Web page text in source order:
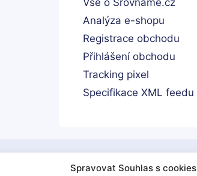
Spravovat Souhlas s cookies
Vše o Srovname.cz
Analýza e-shopu
Registrace obchodu
Přihlášení obchodu
Tracking pixel
Specifikace XML feedu
Zboží pro děti